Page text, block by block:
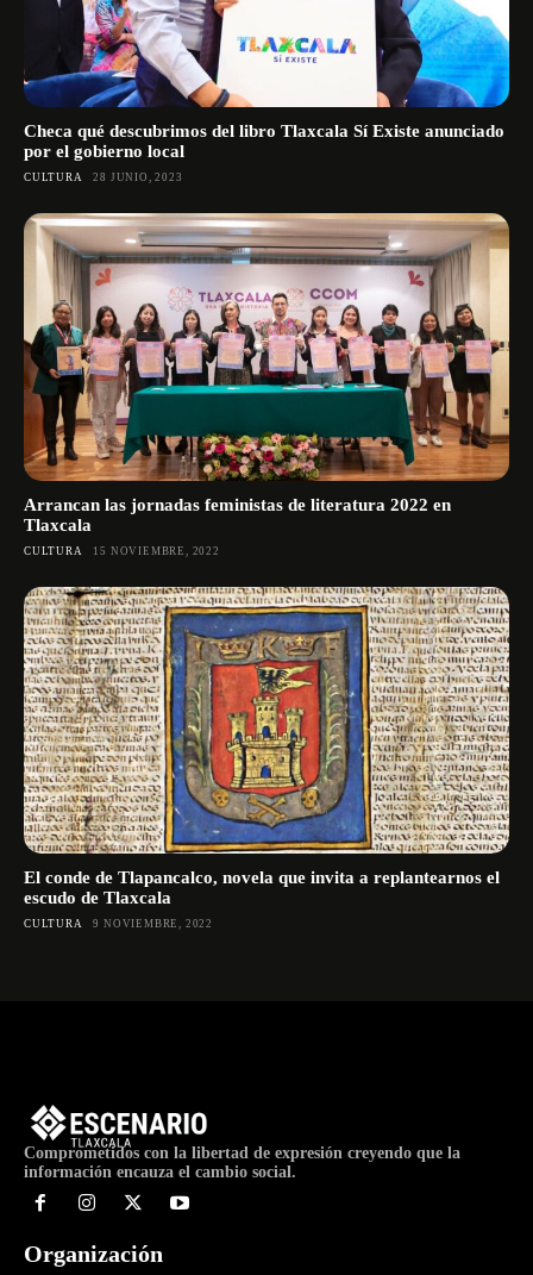
Checa qué descubrimos del libro Tlaxcala Sí Existe anunciado
por el gobierno local
CULTURA 28 JUNIO, 2023
Arrancan las jornadas feministas de literatura 2022 en
Tlaxcala
CULTURA 15 NOVIEMBRE, 2022
El conde de Tlapancalco, novela que invita a replantearnos el
escudo de Tlaxcala
CULTURA 9 NOVIEMBRE, 2022
Comprometidos con la libertad de expresión creyendo que la
información encauza el cambio social.
Organización